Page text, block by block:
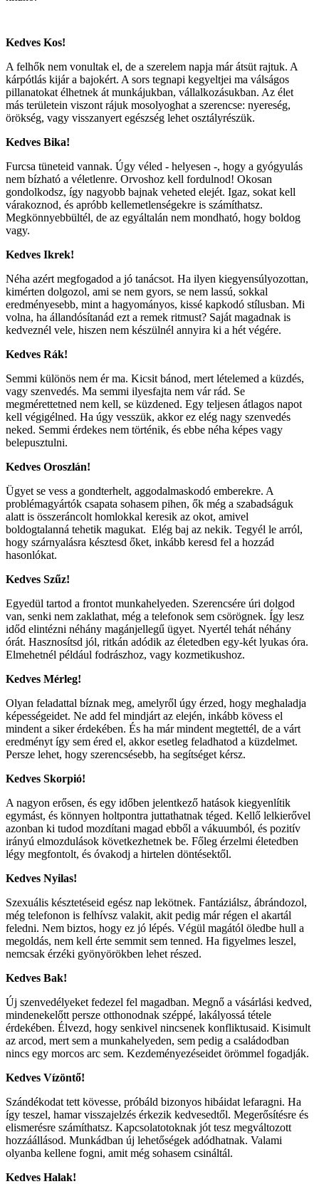
Kedves Kos!
A felhők nem vonultak el, de a szerelem napja már átsüt rajtuk. A
kárpótlás kijár a bajokért. A sors tegnapi kegyeltjei ma válságos
pillanatokat élhetnek át munkájukban, vállalkozásukban. Az élet
más területein viszont rájuk mosolyoghat a szerencse: nyereség,
örökség, vagy visszanyert egészség lehet osztályrészük.
Kedves Bika!
Furcsa tüneteid vannak. Úgy véled - helyesen -, hogy a gyógyulás
nem bízható a véletlenre. Orvoshoz kell fordulnod! Okosan
gondolkodsz, így nagyobb bajnak veheted elejét. Igaz, sokat kell
várakoznod, és apróbb kellemetlenségekre is számíthatsz.
Megkönnyebbültél, de az egyáltalán nem mondható, hogy boldog
vagy.
Kedves Ikrek!
Néha azért megfogadod a jó tanácsot. Ha ilyen kiegyensúlyozottan,
kimérten dolgozol, ami se nem gyors, se nem lassú, sokkal
eredményesebb, mint a hagyományos, kissé kapkodó stílusban. Mi
volna, ha állandósítanád ezt a remek ritmust? Saját magadnak is
kedveznél vele, hiszen nem készülnél annyira ki a hét végére.
Kedves Rák!
Semmi különös nem ér ma. Kicsit bánod, mert lételemed a küzdés,
vagy szenvedés. Ma semmi ilyesfajta nem vár rád. Se
megmérettetned nem kell, se küzdened. Egy teljesen átlagos napot
kell végigélned. Ha úgy vesszük, akkor ez elég nagy szenvedés
neked. Semmi érdekes nem történik, és ebbe néha képes vagy
belepusztulni.
Kedves Oroszlán!
Ügyet se vess a gondterhelt, aggodalmaskodó emberekre. A
problémagyártók csapata sohasem pihen, ők még a szabadságuk
alatt is összeráncolt homlokkal keresik az okot, amivel
boldogtalanná tehetik magukat. Elég baj az nekik. Tegyél le arról,
hogy szárnyalásra késztesd őket, inkább keresd fel a hozzád
hasonlókat.
Kedves Szűz!
Egyedül tartod a frontot munkahelyeden. Szerencsére úri dolgod
van, senki nem zaklathat, még a telefonok sem csörögnek. Így lesz
időd elintézni néhány magánjellegű ügyet. Nyertél tehát néhány
órát. Hasznosítsd jól, ritkán adódik az életedben egy-két lyukas óra.
Elmehetnél például fodrászhoz, vagy kozmetikushoz.
Kedves Mérleg!
Olyan feladattal bíznak meg, amelyről úgy érzed, hogy meghaladja
képességeidet. Ne add fel mindjárt az elején, inkább kövess el
mindent a siker érdekében. És ha már mindent megtettél, de a várt
eredményt így sem éred el, akkor esetleg feladhatod a küzdelmet.
Persze lehet, hogy szerencsésebb, ha segítséget kérsz.
Kedves Skorpió!
A nagyon erősen, és egy időben jelentkező hatások kiegyenlítik
egymást, és könnyen holtpontra juttathatnak téged. Kellő lelkierővel
azonban ki tudod mozdítani magad ebből a vákuumból, és pozitív
irányú elmozdulások következhetnek be. Főleg érzelmi életedben
légy megfontolt, és óvakodj a hirtelen döntésektől.
Kedves Nyilas!
Szexuális késztetéseid egész nap lekötnek. Fantáziálsz, ábrándozol,
még telefonon is felhívsz valakit, akit pedig már régen el akartál
feledni. Nem biztos, hogy ez jó lépés. Végül magától öledbe hull a
megoldás, nem kell érte semmit sem tenned. Ha figyelmes leszel,
nemcsak érzéki gyönyörökben lehet részed.
Kedves Bak!
Új szenvedélyeket fedezel fel magadban. Megnő a vásárlási kedved,
mindenekelőtt persze otthonodnak széppé, lakályossá tétele
érdekében. Élvezd, hogy senkivel nincsenek konfliktusaid. Kisimult
az arcod, mert sem a munkahelyeden, sem pedig a családodban
nincs egy morcos arc sem. Kezdeményezéseidet örömmel fogadják.
Kedves Vízöntő!
Szándékodat tett kövesse, próbáld bizonyos hibáidat lefaragni. Ha
így teszel, hamar visszajelzés érkezik kedvesedtől. Megerősítésre és
elismerésre számíthatsz. Kapcsolatotoknak jót tesz megváltozott
hozzáállásod. Munkádban új lehetőségek adódhatnak. Valami
olyanba kellene fogni, amit még sohasem csináltál.
Kedves Halak!